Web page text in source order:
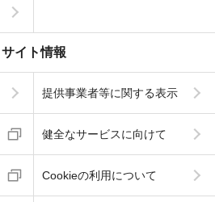
サイト情報
提供事業者等に関する表示
健全なサービスに向けて
Cookieの利用について